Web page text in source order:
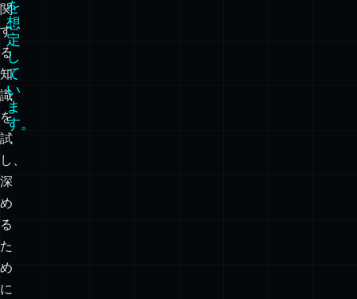
API
に
関
す
る
知
識
を
試
し、
深
め
る
た
ー
ン
を
想
定
し
て
い
ま
す。